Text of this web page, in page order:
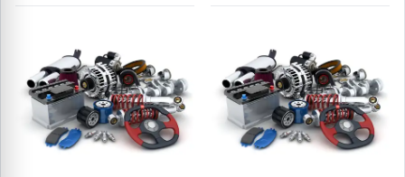
LES0313 | OEM 0R2186